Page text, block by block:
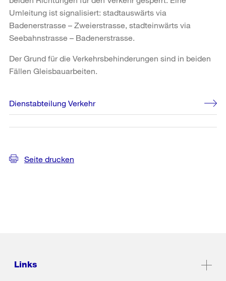
Umleitung ist signalisiert: stadtauswärts via
Badenerstrasse – Zweierstrasse, stadteinwärts via
Seebahnstrasse – Badenerstrasse.
Der Grund für die Verkehrsbehinderungen sind in beiden
Fällen Gleisbauarbeiten.
Weitere
Informationen
Dienstabteilung Verkehr
Seite drucken
Links